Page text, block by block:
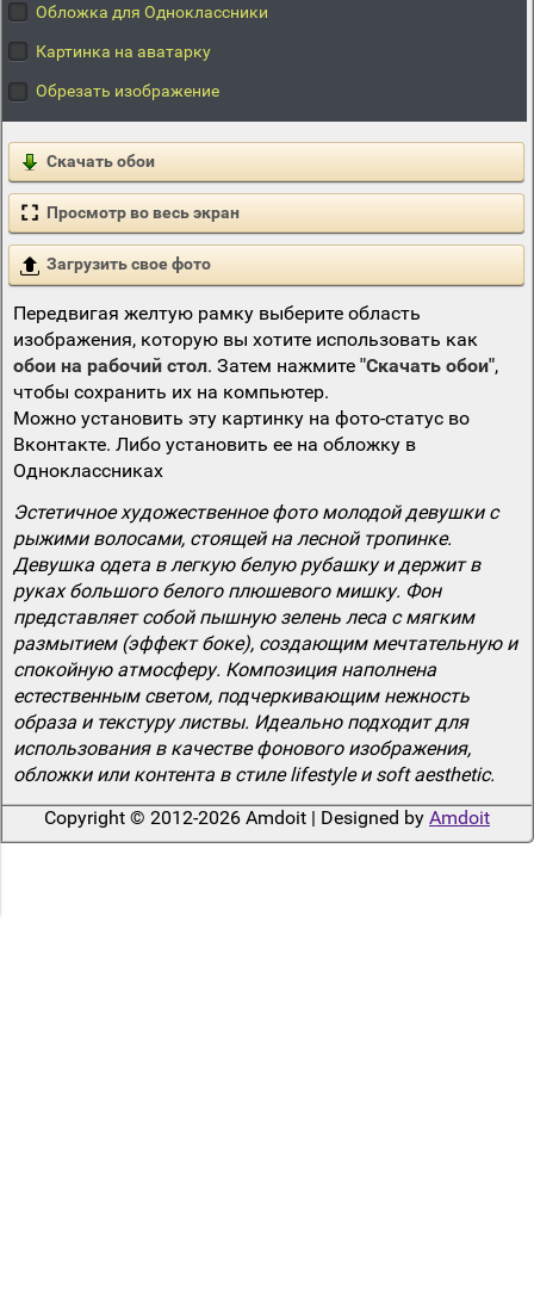
Обложка для Одноклассники
Картинка на аватарку
Обрезать изображение
Скачать обои
Просмотр во весь экран
Загрузить свое фото
Передвигая желтую рамку выберите область
изображения, которую вы хотите использовать как
обои на рабочий стол. Затем нажмите "Скачать обои",
чтобы сохранить их на компьютер.
Можно установить эту картинку на фото-статус во
Вконтакте. Либо установить ее на обложку в
Одноклассниках
Эстетичное художественное фото молодой девушки с
рыжими волосами, стоящей на лесной тропинке.
Девушка одета в легкую белую рубашку и держит в
руках большого белого плюшевого мишку. Фон
представляет собой пышную зелень леса с мягким
размытием (эффект боке), создающим мечтательную и
спокойную атмосферу. Композиция наполнена
естественным светом, подчеркивающим нежность
образа и текстуру листвы. Идеально подходит для
использования в качестве фонового изображения,
обложки или контента в стиле lifestyle и soft aesthetic.
Copyright © 2012-2026 Amdoit | Designed by Amdoit